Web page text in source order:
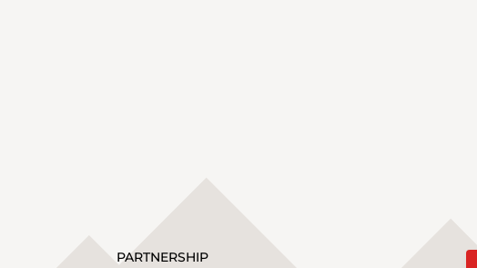
PARTNERSHIP